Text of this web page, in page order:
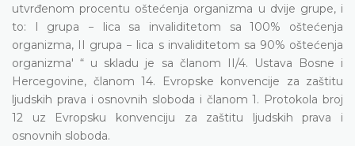
utvrđenom procentu oštećenja organizma u dvije grupe, i
to: I grupa − lica sa invaliditetom sa 100% oštećenja
organizma, II grupa − lica s invaliditetom sa 90% oštećenja
organizma' “ u skladu je sa članom II/4. Ustava Bosne i
Hercegovine, članom 14. Evropske konvencije za zaštitu
ljudskih prava i osnovnih sloboda i članom 1. Protokola broj
12 uz Evropsku konvenciju za zaštitu ljudskih prava i
osnovnih sloboda.